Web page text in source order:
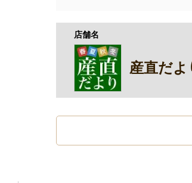
店舗名
産直だよ